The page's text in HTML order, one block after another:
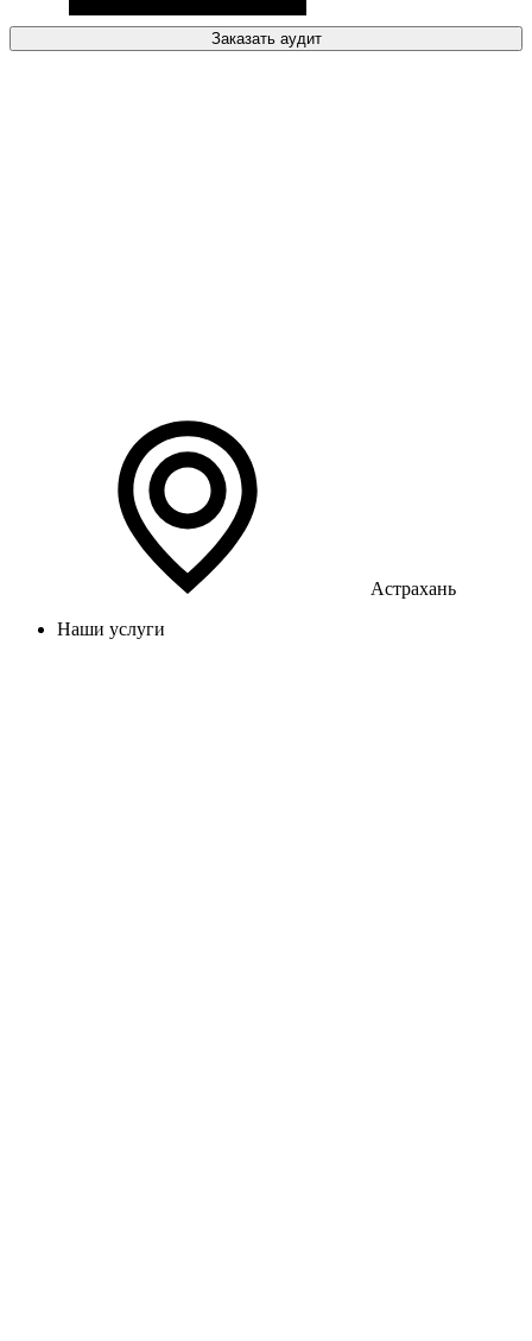
Заказать аудит
Астрахань
Наши услуги